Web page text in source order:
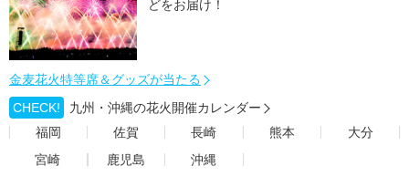
どをお届け！
金麦花火特等席＆グッズが当たる
CHECK!
九州・沖縄の花火開催カレンダー
福岡
佐賀 長崎 熊本
大分
宮崎
鹿児島 沖縄